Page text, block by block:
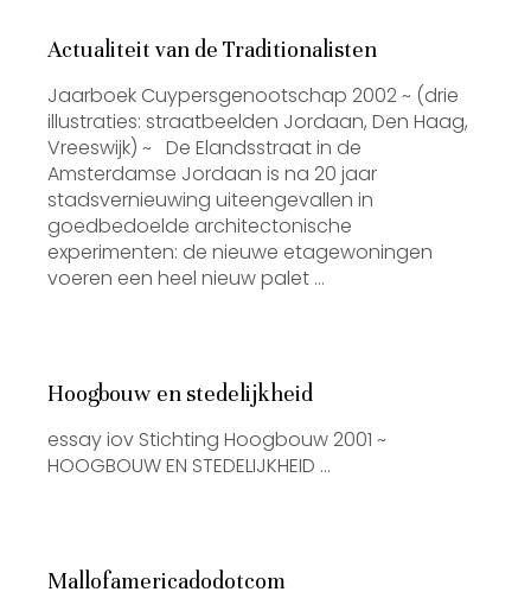
Actualiteit van de Traditionalisten
Jaarboek Cuypersgenootschap 2002 ~ (drie
illustraties: straatbeelden Jordaan, Den Haag,
Vreeswijk) ~ De Elandsstraat in de
Amsterdamse Jordaan is na 20 jaar
stadsvernieuwing uiteengevallen in
goedbedoelde architectonische
experimenten: de nieuwe etagewoningen
voeren een heel nieuw palet …
Hoogbouw en stedelijkheid
essay iov Stichting Hoogbouw 2001 ~
HOOGBOUW EN STEDELIJKHEID …
Mallofamericadodotcom